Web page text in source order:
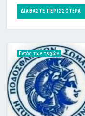
ΔΙΑΒΆΣΤΕ ΠΕΡΙΣΣΌΤΕΡΑ
Εντός των τειχών